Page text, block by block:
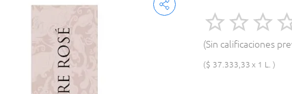
Sin calificaciones
$ 37.333,33 1 L.